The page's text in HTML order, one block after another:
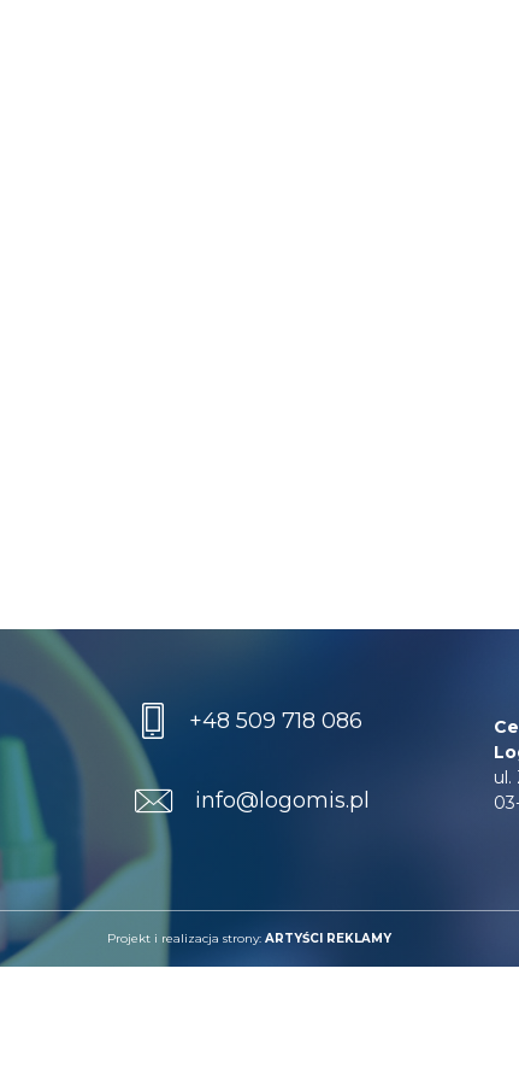
+48 509 718 086
info@logomis.pl
ul.
Projekt i realizacja strony: ARTYŚCI REKLAMY